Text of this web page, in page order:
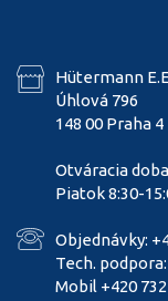
Hütermann
Úhlová 796
148 00 Praha 4
Otváracia
Piatok 8:30-
Objednávky:
Tech. podpora:
Mobil +420 732